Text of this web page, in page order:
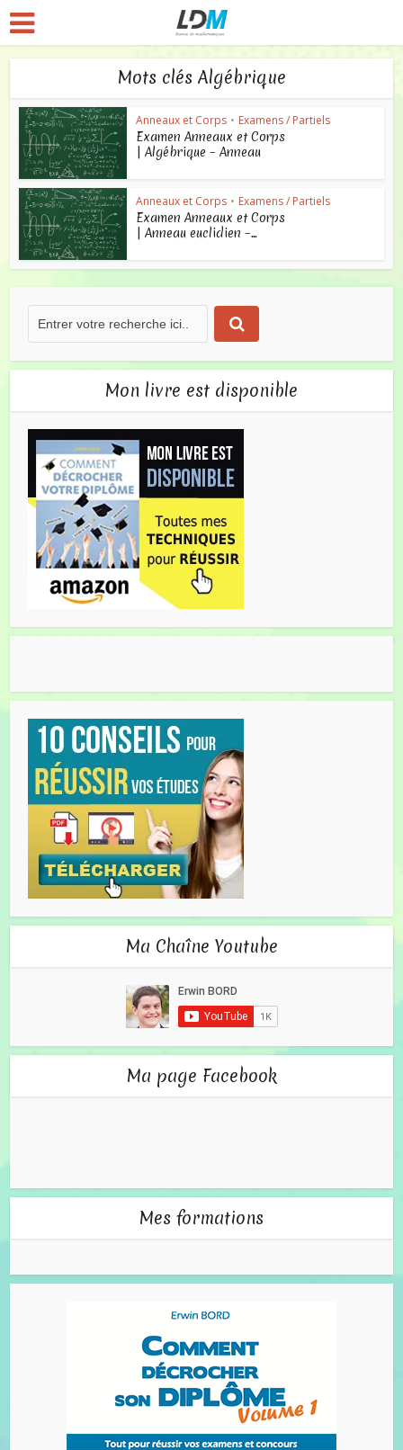
Mots clés Algébrique
Anneaux et Corps • Examens / Partiels
Examen Anneaux et Corps
| Algébrique – Anneau
Anneaux et Corps • Examens / Partiels
Examen Anneaux et Corps
| Anneau euclidien –...
Mon livre est disponible
Ma Chaîne Youtube
Ma page Facebook
Mes formations